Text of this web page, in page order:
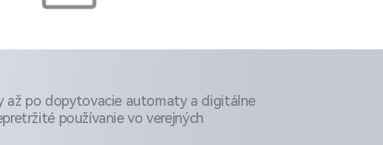
až po dopytovacie automaty a digitálne
používanie vo verejných